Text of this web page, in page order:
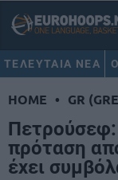
ΤΕΛΕΥΤΑΙΑ ΝΕΑ
HOME • GR
Πετρούσεφ:
πρόταση
έχει